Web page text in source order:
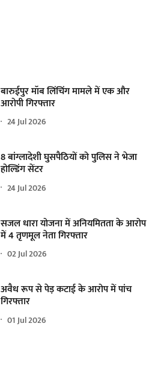
बारुईपुर मॉब लिंचिंग मामले में एक और
आरोपी गिरफ्तार
24 Jul 2026
8 बांग्लादेशी घुसपैठियों को पुलिस ने भेजा
होल्डिंग सेंटर
24 Jul 2026
सजल धारा योजना में अनियमितता के आरोप
में 4 तृणमूल नेता गिरफ्तार
02 Jul 2026
अवैध रूप से पेड़ कटाई के आरोप में पांच
गिरफ्तार
01 Jul 2026